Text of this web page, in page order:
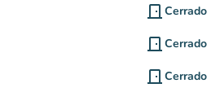
door_front Cerrado
door_front Cerrado
door_front Cerrado